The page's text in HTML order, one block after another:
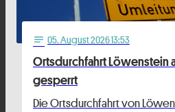
notes 05. August 2026 13:53
Ortsdurchfahrt Löwenstein
gesperrt
Die Ortsdurchfahrt von